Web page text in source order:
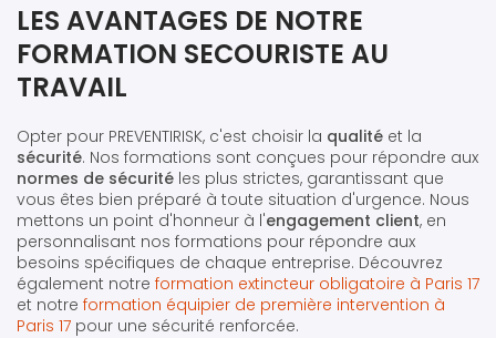
LES AVANTAGES DE NOTRE
FORMATION SECOURISTE AU
TRAVAIL
Opter pour PREVENTIRISK, c'est choisir la qualité et la
sécurité. Nos formations sont conçues pour répondre aux
normes de sécurité les plus strictes, garantissant que
vous êtes bien préparé à toute situation d'urgence. Nous
mettons un point d'honneur à l'engagement client, en
personnalisant nos formations pour répondre aux
besoins spécifiques de chaque entreprise. Découvrez
également notre formation extincteur obligatoire à Paris 17
et notre formation équipier de première intervention à
Paris 17 pour une sécurité renforcée.